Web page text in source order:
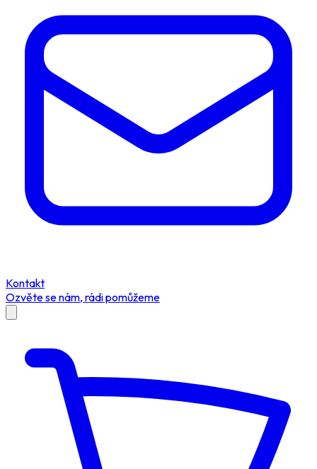
Kontakt
Ozvěte se nám, rádi pomůžeme